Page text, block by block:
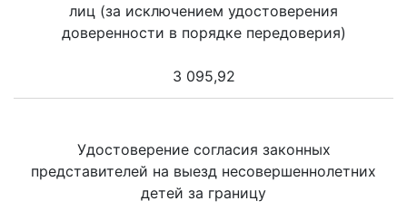
лиц (за исключением удостоверения
доверенности в порядке передоверия)
3 095,92
Удостоверение согласия законных
представителей на выезд несовершеннолетних
детей за границу